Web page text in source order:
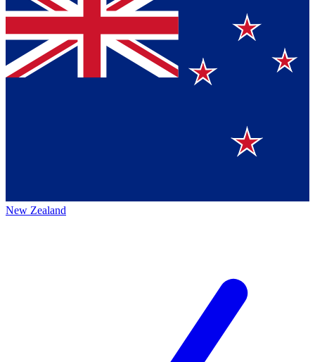
New Zealand